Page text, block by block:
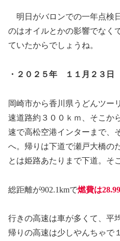
明日がバロンでの一年点検
のはオイルとかの影響でなく
ていたからでしょうね。
・２０２５年 １１月２３日
岡崎市から香川県うどんツー
速道路約３００ｋｍ、そこか
速で高松空港インターまで、
へ。帰りは下道で瀬戸大橋の
とは姫路あたりまで下道。そ
総距離が902.1kmで燃費は28.99
行きの高速は車が多くて、平
帰りの高速は少しやんちゃで